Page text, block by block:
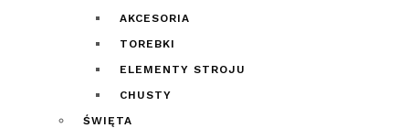
AKCESORIA
TOREBKI
ELEMENTY STROJU
CHUSTY
ŚWIĘTA